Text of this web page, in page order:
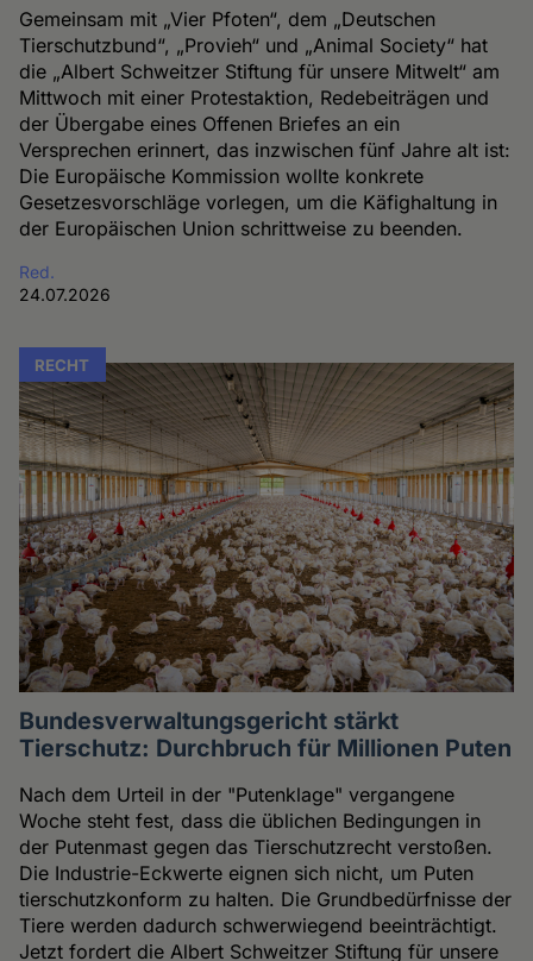
Gemeinsam mit „Vier Pfoten“, dem „Deutschen
Tierschutzbund“, „Provieh“ und „Animal Society“ hat
die „Albert Schweitzer Stiftung für unsere Mitwelt“ am
Mittwoch mit einer Protestaktion, Redebeiträgen und
der Übergabe eines Offenen Briefes an ein
Versprechen erinnert, das inzwischen fünf Jahre alt ist:
Die Europäische Kommission wollte konkrete
Gesetzesvorschläge vorlegen, um die Käfighaltung in
der Europäischen Union schrittweise zu beenden.
Red.
24.07.2026
RECHT
Bundesverwaltungsgericht stärkt
Tierschutz: Durchbruch für Millionen Puten
Nach dem Urteil in der "Putenklage" vergangene
Woche steht fest, dass die üblichen Bedingungen in
der Putenmast gegen das Tierschutzrecht verstoßen.
Die Industrie-Eckwerte eignen sich nicht, um Puten
tierschutzkonform zu halten. Die Grundbedürfnisse der
Tiere werden dadurch schwerwiegend beeinträchtigt.
Jetzt fordert die Albert Schweitzer Stiftung für unsere